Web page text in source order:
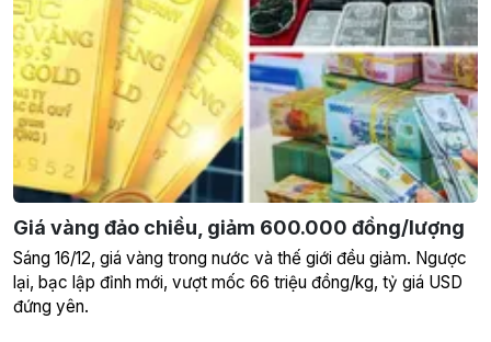
Giá vàng đảo chiều, giảm 600.000 đồng/lượng
Sáng 16/12, giá vàng trong nước và thế giới đều giảm. Ngược
lại, bạc lập đỉnh mới, vượt mốc 66 triệu đồng/kg, tỷ giá USD
đứng yên.